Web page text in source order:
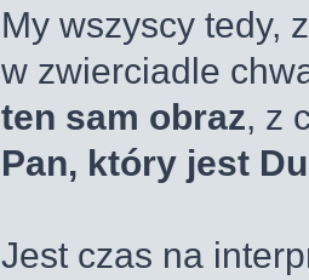
My wszyscy tedy,
w zwierciadle
ten sam obraz, z
Pan, który jest
Jest czas na